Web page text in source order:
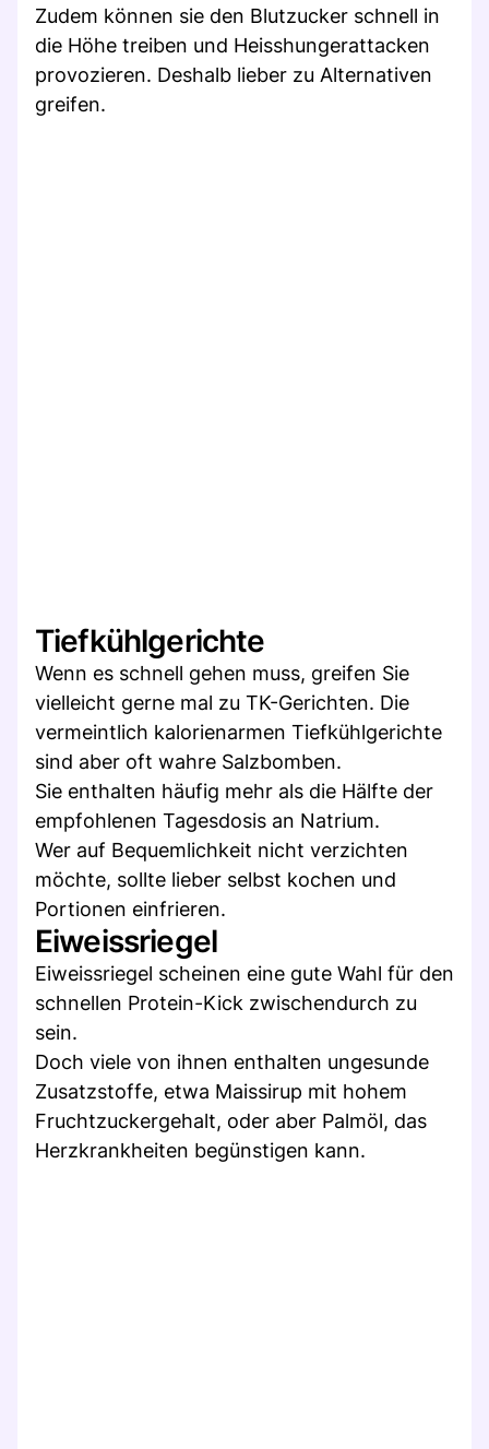
Zudem können sie den Blutzucker schnell in
die Höhe treiben und Heisshungerattacken
provozieren. Deshalb lieber zu Alternativen
greifen.
Tiefkühlgerichte
Wenn es schnell gehen muss, greifen Sie
vielleicht gerne mal zu TK-Gerichten. Die
vermeintlich kalorienarmen Tiefkühlgerichte
sind aber oft wahre Salzbomben.
Sie enthalten häufig mehr als die Hälfte der
empfohlenen Tagesdosis an Natrium.
Wer auf Bequemlichkeit nicht verzichten
möchte, sollte lieber selbst kochen und
Portionen einfrieren.
Eiweissriegel
Eiweissriegel scheinen eine gute Wahl für den
schnellen Protein-Kick zwischendurch zu
sein.
Doch viele von ihnen enthalten ungesunde
Zusatzstoffe, etwa Maissirup mit hohem
Fruchtzuckergehalt, oder aber Palmöl, das
Herzkrankheiten begünstigen kann.